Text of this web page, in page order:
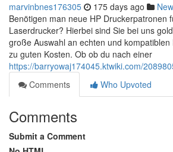
marvinbnes176305 175 days ago
Benötigen man neue HP Druckerpatronen
Laserdrucker? Hierbei sind Sie bei uns
große Auswahl an echten und kompatiblen
zu guten Kosten. Ob ob du nach einer
https://barryowaj174045.ktwiki.com/
Comments
Who Upvoted
Comments
Submit a Comment